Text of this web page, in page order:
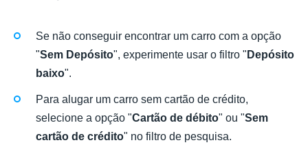
Se não conseguir encontrar um carro com a opção
"Sem Depósito", experimente usar o filtro " Depósito
baixo".
Para alugar um carro sem cartão de crédito,
selecione a opção "Cartão de débito" ou "Sem
cartão de crédito" no filtro de pesquisa.